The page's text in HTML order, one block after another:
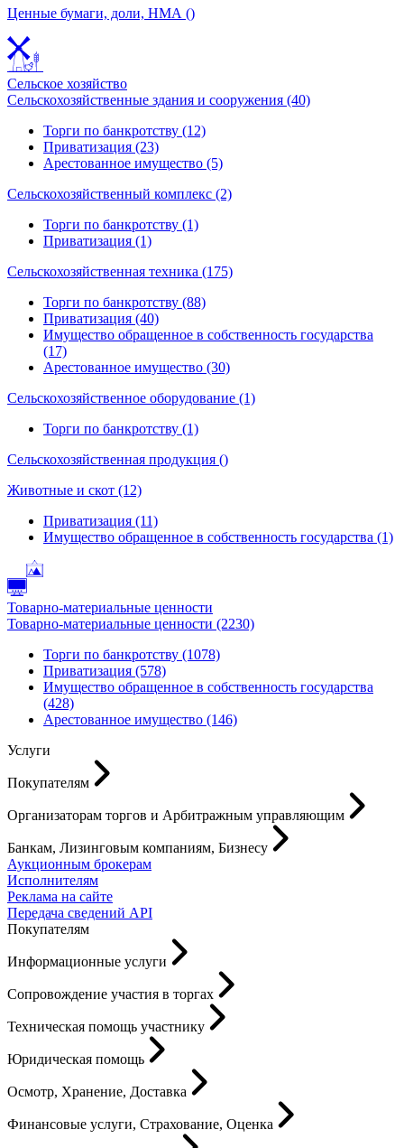
Ценные бумаги, доли, НМА ()
Сельское хозяйство
Сельскохозяйственные здания и сооружения (40)
Торги по банкротству (12)
Приватизация (23)
Арестованное имущество (5)
Сельскохозяйственный комплекс (2)
Торги по банкротству (1)
Приватизация (1)
Сельскохозяйственная техника (175)
Торги по банкротству (88)
Приватизация (40)
Имущество обращенное в собственность государства
(17)
Арестованное имущество (30)
Сельскохозяйственное оборудование (1)
Торги по банкротству (1)
Сельскохозяйственная продукция ()
Животные и скот (12)
Приватизация (11)
Имущество обращенное в собственность государства (1)
Товарно-материальные ценности
Товарно-материальные ценности (2230)
Торги по банкротству (1078)
Приватизация (578)
Имущество обращенное в собственность государства
(428)
Арестованное имущество (146)
Услуги
Покупателям
Организаторам торгов и Арбитражным управляющим
Банкам, Лизинговым компаниям, Бизнесу
Аукционным брокерам
Исполнителям
Реклама на сайте
Передача сведений API
Покупателям
Информационные услуги
Сопровождение участия в торгах
Техническая помощь участнику
Юридическая помощь
Осмотр, Хранение, Доставка
Финансовые услуги, Страхование, Оценка